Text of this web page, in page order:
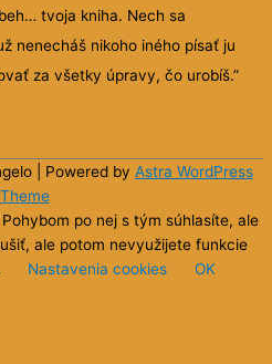
tvoja kniha. Nech sa
nenecháš nikoho iného písať ju
za všetky úpravy, čo urobíš.”
| Powered by Astra WordPress
Theme
po nej s tým súhlasíte, ale
ale potom nevyužijete funkcie
Nastavenia cookies
OK